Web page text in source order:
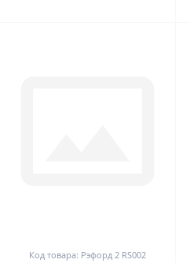
Код товара: Рэфорд 2 RS002